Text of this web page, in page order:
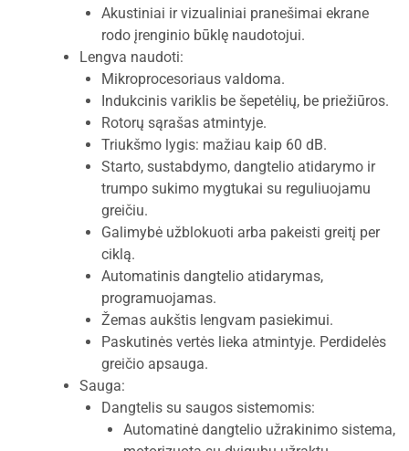
Akustiniai ir vizualiniai pranešimai ekrane
rodo įrenginio būklę naudotojui.
Lengva naudoti:
Mikroprocesoriaus valdoma.
Indukcinis variklis be šepetėlių, be priežiūros.
Rotorų sąrašas atmintyje.
Triukšmo lygis: mažiau kaip 60 dB.
Starto, sustabdymo, dangtelio atidarymo ir
trumpo sukimo mygtukai su reguliuojamu
greičiu.
Galimybė užblokuoti arba pakeisti greitį per
ciklą.
Automatinis dangtelio atidarymas,
programuojamas.
Žemas aukštis lengvam pasiekimui.
Paskutinės vertės lieka atmintyje. Perdidelės
greičio apsauga.
Sauga:
Dangtelis su saugos sistemomis:
Automatinė dangtelio užrakinimo sistema,